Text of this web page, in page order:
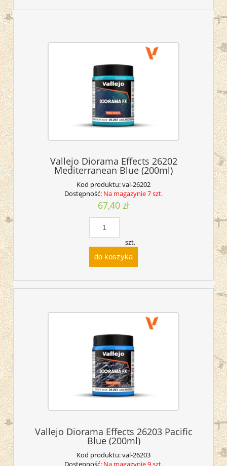
Vallejo Diorama Effects 26202
Mediterranean Blue (200ml)
Kod produktu:val-26202
Dostępność: Na magazynie 7 szt.
67,40 zł
szt.
do koszyka
Vallejo Diorama Effects 26203 Pacific
Blue (200ml)
Kod produktu:val-26203
Dostępność: Na magazynie 9 szt.